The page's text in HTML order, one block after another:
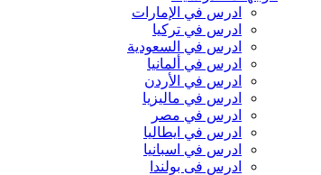
ادرس في الإمارات
ادرس في تركيا
ادرس في السعودية
ادرس في ألمانيا
ادرس في الأردن
ادرس في ماليزيا
ادرس في مصر
ادرس في ايطاليا
ادرس في اسبانيا
ادرس فى بولندا